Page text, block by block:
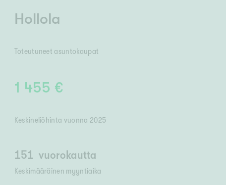
Hollola
Toteutuneet asuntokaupat
1 455 €
Keskineliöhinta vuonna 2025
151 vuorokautta
Keskimääräinen myyntiaika